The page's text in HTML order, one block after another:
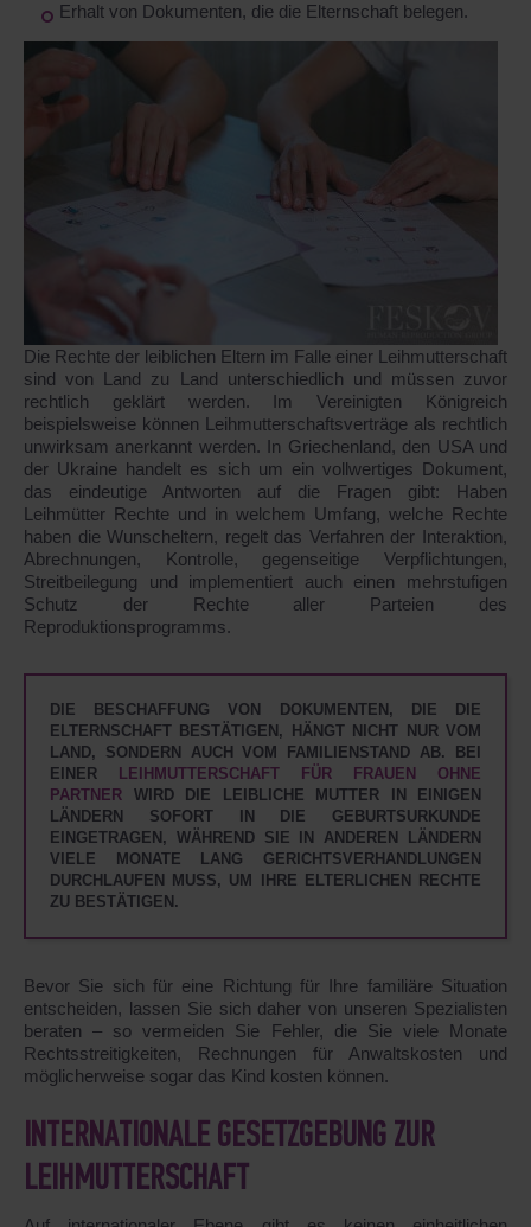
Erhalt von Dokumenten, die die Elternschaft belegen.
Die Rechte der leiblichen Eltern im Falle einer Leihmutterschaft
sind von Land zu Land unterschiedlich und müssen zuvor
rechtlich geklärt werden. Im Vereinigten Königreich
beispielsweise können Leihmutterschaftsverträge als rechtlich
unwirksam anerkannt werden. In Griechenland, den USA und
der Ukraine handelt es sich um ein vollwertiges Dokument,
das eindeutige Antworten auf die Fragen gibt: Haben
Leihmütter Rechte und in welchem Umfang, welche Rechte
haben die Wunscheltern, regelt das Verfahren der Interaktion,
Abrechnungen, Kontrolle, gegenseitige Verpflichtungen,
Streitbeilegung und implementiert auch einen mehrstufigen
Schutz der Rechte aller Parteien des
Reproduktionsprogramms.
DIE BESCHAFFUNG VON DOKUMENTEN, DIE DIE
ELTERNSCHAFT BESTÄTIGEN, HÄNGT NICHT NUR VOM
LAND, SONDERN AUCH VOM FAMILIENSTAND AB. BEI
EINER
LEIHMUTTERSCHAFT FÜR FRAUEN OHNE
PARTNER WIRD DIE LEIBLICHE MUTTER IN EINIGEN
LÄNDERN SOFORT IN DIE GEBURTSURKUNDE
EINGETRAGEN, WÄHREND SIE IN ANDEREN LÄNDERN
VIELE MONATE LANG GERICHTSVERHANDLUNGEN
DURCHLAUFEN MUSS, UM IHRE ELTERLICHEN RECHTE
ZU BESTÄTIGEN.
Bevor Sie sich für eine Richtung für Ihre familiäre Situation
entscheiden, lassen Sie sich daher von unseren Spezialisten
beraten – so vermeiden Sie Fehler, die Sie viele Monate
Rechtsstreitigkeiten, Rechnungen für Anwaltskosten und
möglicherweise sogar das Kind kosten können.
INTERNATIONALE GESETZGEBUNG ZUR
LEIHMUTTERSCHAFT